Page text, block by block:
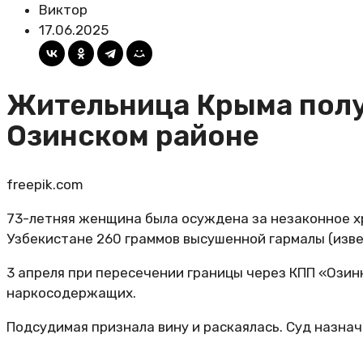
Виктор
17.06.2025
Жительница Крыма
Озинском районе
freepik.com
73-летняя женщина была осуждена за незаконное
Узбекистане 260 граммов высушенной гармалы
3 апреля при пересечении границы через КПП
наркосодержащих.
Подсудимая признала вину и раскаялась. Суд